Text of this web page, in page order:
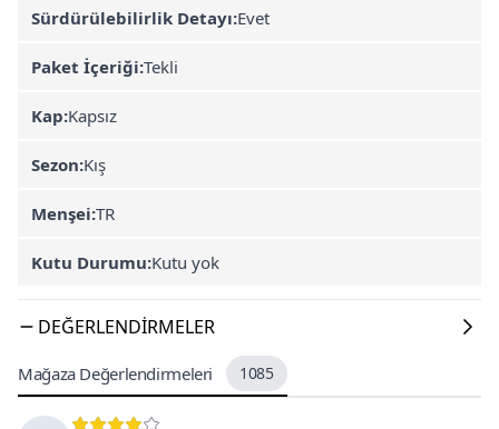
Sürdürülebilirlik Detayı:Evet
Paket İçeriği:Tekli
Kap:Kapsız
Sezon:Kış
Menşei:TR
Kutu Durumu:Kutu yok
DEĞERLENDIRMELER
Mağaza Değerlendirmeleri 1085